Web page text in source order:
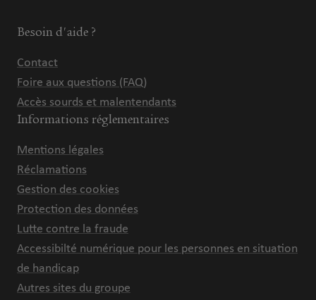
Besoin d'aide ?
Contact
Foire aux questions (FAQ)
Accès sourds et malentendants
Informations réglementaires
Mentions légales
Réclamations
Gestion des cookies
Protection des données
Lutte contre la fraude
Accessibilté numérique pour les personnes en situation
de handicap
Autres sites du groupe